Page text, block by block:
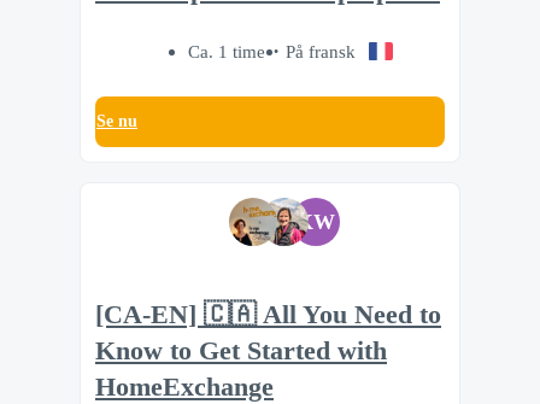
Ca. 1 time På fransk
Se nu
KW
[CA-EN] 🇨🇦 All You Need to
Know to Get Started with
HomeExchange